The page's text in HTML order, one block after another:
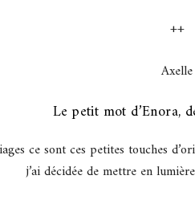
++
Axelle
Le petit mot d’Enora,
ce sont ces petites touches
j’ai décidée de mettre en